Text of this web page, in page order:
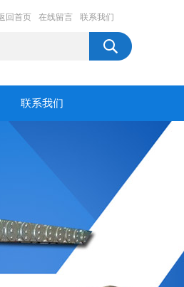
回首页 在线留言 联系我们
联系我们